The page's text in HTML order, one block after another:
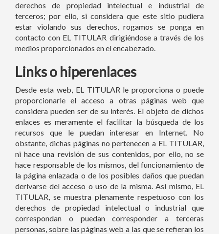
derechos de propiedad intelectual e industrial de
terceros; por ello, si considera que este sitio pudiera
estar violando sus derechos, rogamos se ponga en
contacto con EL TITULAR dirigiéndose a través de los
medios proporcionados en el encabezado.
Links o hiperenlaces
Desde esta web, EL TITULAR le proporciona o puede
proporcionarle el acceso a otras páginas web que
considera pueden ser de su interés. El objeto de dichos
enlaces es meramente el facilitar la búsqueda de los
recursos que le puedan interesar en Internet. No
obstante, dichas páginas no pertenecen a EL TITULAR,
ni hace una revisión de sus contenidos, por ello, no se
hace responsable de los mismos, del funcionamiento de
la página enlazada o de los posibles daños que puedan
derivarse del acceso o uso de la misma. Así mismo, EL
TITULAR, se muestra plenamente respetuoso con los
derechos de propiedad intelectual o industrial que
correspondan o puedan corresponder a terceras
personas, sobre las páginas web a las que se refieran los